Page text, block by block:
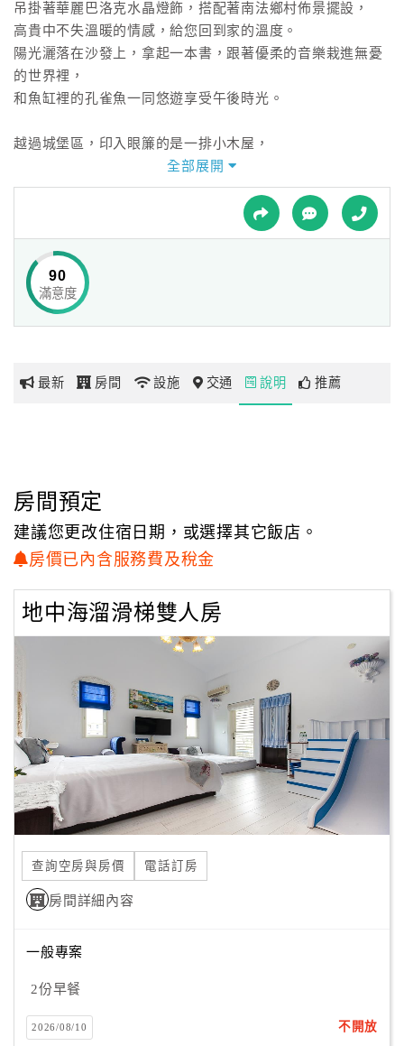
特
色
民
宿
球
網
玩
地
圖
顧
務
意
度
訂
單
管
理
員
戶
吊掛著華麗巴洛克水晶燈飾，搭配著南法鄉村佈景擺設，
高貴中不失溫暖的情感，給您回到家的溫度。
陽光灑落在沙發上，拿起一本書，跟著優柔的音樂栽進無憂
的世界裡，
和魚缸裡的孔雀魚一同悠遊享受午後時光。
越過城堡區，印入眼簾的是一排小木屋，
遠離城市中的車水馬龍，享受一旁的寧靜鄉野，
天空的藍襯托綠葉葡萄紫的飽滿，魚兒們在池中悠游著，泛
微風徐徐吹來，空氣間瀰漫著咖啡香，坐在虅椅上欣賞將天
空染成一片金，
黃色的日出，正午帶來的耀眼光芒，穿上橘紅色舞衣的夕
陽，夜幕來臨後帶來的神秘面紗，
坐擁整片遼闊的田野，一切的美好將毫不吾嗇的展現在您的
全部展開
90
滿意度
最新 房間 設施 交通 說明 推薦
房間預定
建議您更改住宿日期，或選擇其它飯店。
房價已內含服務費及稅金
地中海溜滑梯雙人房
查詢空房與房價 電話訂房
房間詳細內容
一般專案
2份早餐
2026/08/10 不開放